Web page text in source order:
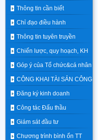
Thông tin cần biết
Chỉ đạo điều hành
Thông tin tuyên truyền
Chiến lược, quy hoạch, KH
Góp ý của Tổ chức&cá nhân
CÔNG KHAI TÀI SẢN CÔNG
Đăng ký kinh doanh
Công tác Đấu thầu
Giám sát đầu tư
Chương trình bình ổn TT